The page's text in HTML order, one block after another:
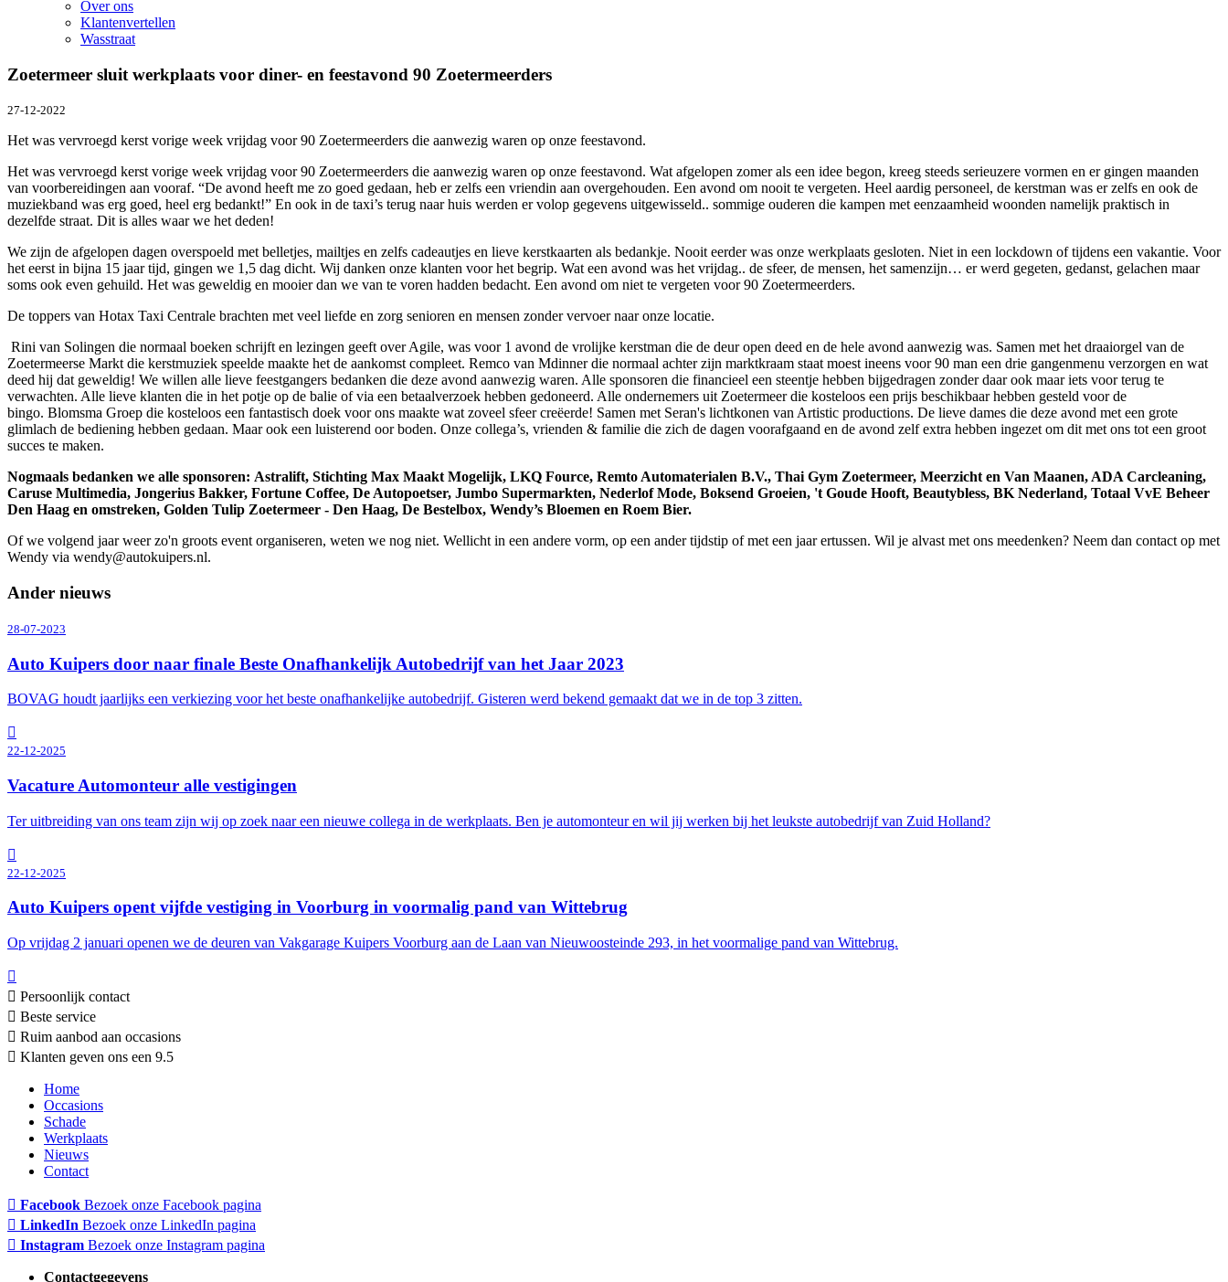
Over ons
Klantenvertellen
Wasstraat
Zoetermeer sluit werkplaats voor diner- en feestavond 90 Zoetermeerders
27-12-2022
Het was vervroegd kerst vorige week vrijdag voor 90 Zoetermeerders die aanwezig waren op onze feestavond.
Het was vervroegd kerst vorige week vrijdag voor 90 Zoetermeerders die aanwezig waren op onze feestavond. Wat afgelopen zomer als een idee begon, kreeg steeds serieuzere vormen en er gingen maanden
van voorbereidingen aan vooraf. “De avond heeft me zo goed gedaan, heb er zelfs een vriendin aan overgehouden. Een avond om nooit te vergeten. Heel aardig personeel, de kerstman was er zelfs en ook de
muziekband was erg goed, heel erg bedankt!” En ook in de taxi’s terug naar huis werden er volop gegevens uitgewisseld.. sommige ouderen die kampen met eenzaamheid woonden namelijk praktisch in
dezelfde straat. Dit is alles waar we het deden!
We zijn de afgelopen dagen overspoeld met belletjes, mailtjes en zelfs cadeautjes en lieve kerstkaarten als bedankje. Nooit eerder was onze werkplaats gesloten. Niet in een lockdown of tijdens een vakantie. Voor
het eerst in bijna 15 jaar tijd, gingen we 1,5 dag dicht. Wij danken onze klanten voor het begrip. Wat een avond was het vrijdag.. de sfeer, de mensen, het samenzijn… er werd gegeten, gedanst, gelachen maar
soms ook even gehuild. Het was geweldig en mooier dan we van te voren hadden bedacht. Een avond om niet te vergeten voor 90 Zoetermeerders.
De toppers van Hotax Taxi Centrale brachten met veel liefde en zorg senioren en mensen zonder vervoer naar onze locatie.
Rini van Solingen die normaal boeken schrijft en lezingen geeft over Agile, was voor 1 avond de vrolijke kerstman die de deur open deed en de hele avond aanwezig was. Samen met het draaiorgel van de
Zoetermeerse Markt die kerstmuziek speelde maakte het de aankomst compleet. Remco van Mdinner die normaal achter zijn marktkraam staat moest ineens voor 90 man een drie gangenmenu verzorgen en wat
deed hij dat geweldig! We willen alle lieve feestgangers bedanken die deze avond aanwezig waren. Alle sponsoren die financieel een steentje hebben bijgedragen zonder daar ook maar iets voor terug te
verwachten. Alle lieve klanten die in het potje op de balie of via een betaalverzoek hebben gedoneerd. Alle ondernemers uit Zoetermeer die kosteloos een prijs beschikbaar hebben gesteld voor de
bingo. Blomsma Groep die kosteloos een fantastisch doek voor ons maakte wat zoveel sfeer creëerde! Samen met Seran's lichtkonen van Artistic productions. De lieve dames die deze avond met een grote
glimlach de bediening hebben gedaan. Maar ook een luisterend oor boden. Onze collega’s, vrienden & familie die zich de dagen voorafgaand en de avond zelf extra hebben ingezet om dit met ons tot een groot
succes te maken.
Nogmaals bedanken we alle sponsoren: Astralift, Stichting Max Maakt Mogelijk, LKQ Fource, Remto Automaterialen B.V., Thai Gym Zoetermeer, Meerzicht en Van Maanen, ADA Carcleaning,
Caruse Multimedia, Jongerius Bakker, Fortune Coffee, De Autopoetser, Jumbo Supermarkten, Nederlof Mode, Boksend Groeien, 't Goude Hooft, Beautybless, BK Nederland, Totaal VvE Beheer
Den Haag en omstreken, Golden Tulip Zoetermeer - Den Haag, De Bestelbox, Wendy’s Bloemen en Roem Bier.
Of we volgend jaar weer zo'n groots event organiseren, weten we nog niet. Wellicht in een andere vorm, op een ander tijdstip of met een jaar ertussen. Wil je alvast met ons meedenken? Neem dan contact op met
Wendy via wendy@autokuipers.nl.
Ander nieuws
28-07-2023
Auto Kuipers door naar finale Beste Onafhankelijk Autobedrijf van het Jaar 2023
BOVAG houdt jaarlijks een verkiezing voor het beste onafhankelijke autobedrijf. Gisteren werd bekend gemaakt dat we in de top 3 zitten.
22-12-2025
Vacature Automonteur alle vestigingen
Ter uitbreiding van ons team zijn wij op zoek naar een nieuwe collega in de werkplaats. Ben je automonteur en wil jij werken bij het leukste autobedrijf van Zuid Holland?
22-12-2025
Auto Kuipers opent vijfde vestiging in Voorburg in voormalig pand van Wittebrug
Op vrijdag 2 januari openen we de deuren van Vakgarage Kuipers Voorburg aan de Laan van Nieuwoosteinde 293, in het voormalige pand van Wittebrug.
Persoonlijk contact
Beste service
Ruim aanbod aan occasions
Klanten geven ons een 9.5
Home
Occasions
Schade
Werkplaats
Nieuws
Contact
Facebook Bezoek onze Facebook pagina
LinkedIn Bezoek onze LinkedIn pagina
Instagram Bezoek onze Instagram pagina
Contactgegevens